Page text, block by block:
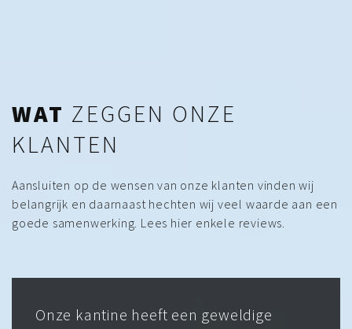
WAT ZEGGEN ONZE
KLANTEN
Aansluiten op de wensen van onze klanten vinden wij
belangrijk en daarnaast hechten wij veel waarde aan een
goede samenwerking. Lees hier enkele reviews.
Onze kantine heeft een geweldige